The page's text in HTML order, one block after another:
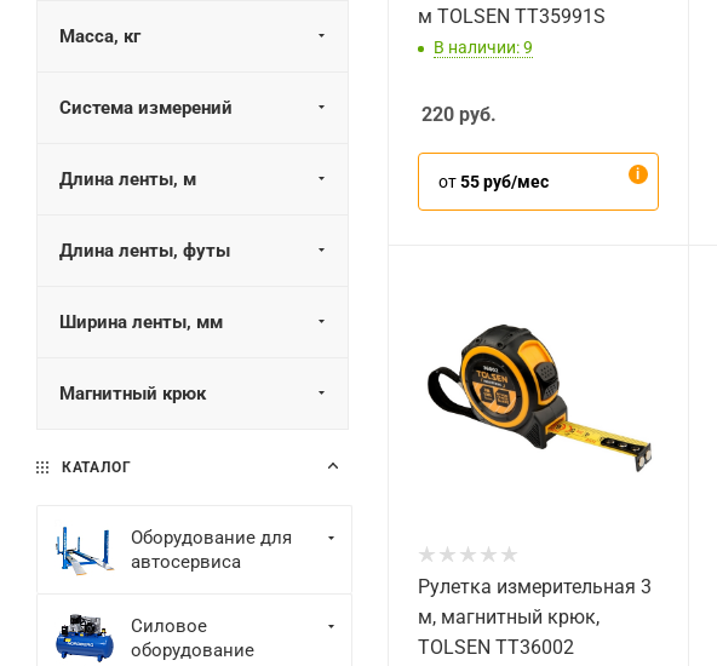
м TOLSEN TT35991S
В наличии: 9
220 руб.
от55 руб/мес
Рулетка измерительная 3
м, магнитный крюк,
TOLSEN TT36002
КАТАЛОГ
Оборудование для
автосервиса
Силовое
оборудование
Масса, кг
Система измерений
Длина ленты, м
Длина ленты, футы
Ширина ленты, мм
Магнитный крюк